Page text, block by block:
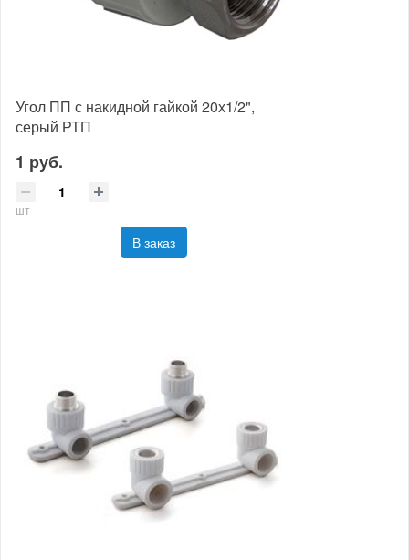
Угол ПП с накидной гайкой 20х1/2",
серый РТП
1 руб.
шт
В заказ